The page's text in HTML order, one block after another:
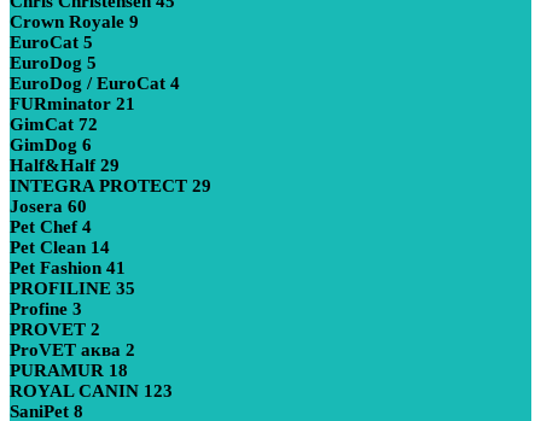
Crown Royale 9
EuroCat 5
EuroDog 5
EuroDog / EuroCat 4
FURminator 21
GimCat 72
GimDog 6
Half&Half 29
INTEGRA PROTECT 29
Josera 60
Pet Chef 4
Pet Clean 14
Pet Fashion 41
PROFILINE 35
Profine 3
PROVET 2
ProVET аква 2
PURAMUR 18
ROYAL CANIN 123
SaniPet 8